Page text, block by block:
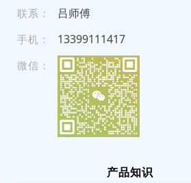
联系： 吕师傅
手机： 1 339 91 114 17
微信：
产品知识